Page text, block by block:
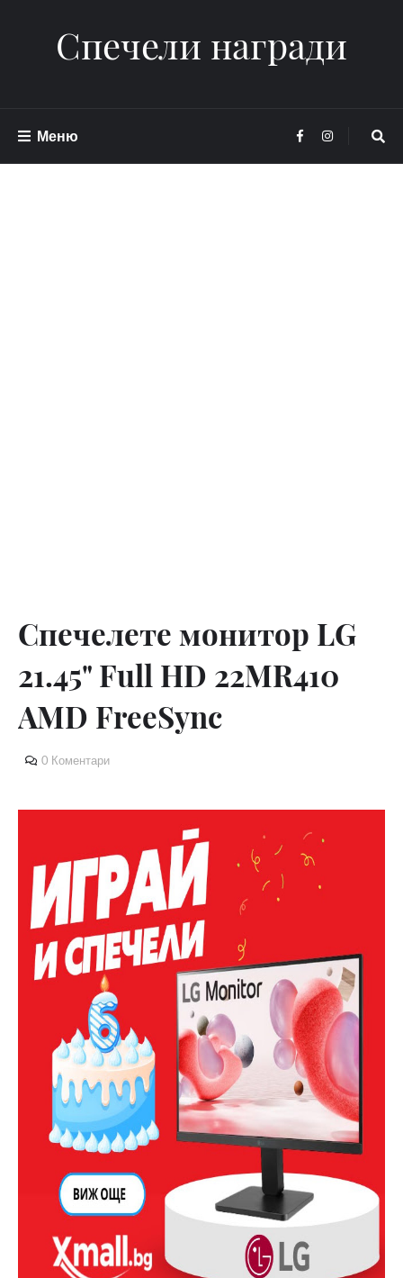
Спечели награди
Меню
Спечелете монитор LG
21.45" Full HD 22MR410
AMD FreeSync
0 Коментари